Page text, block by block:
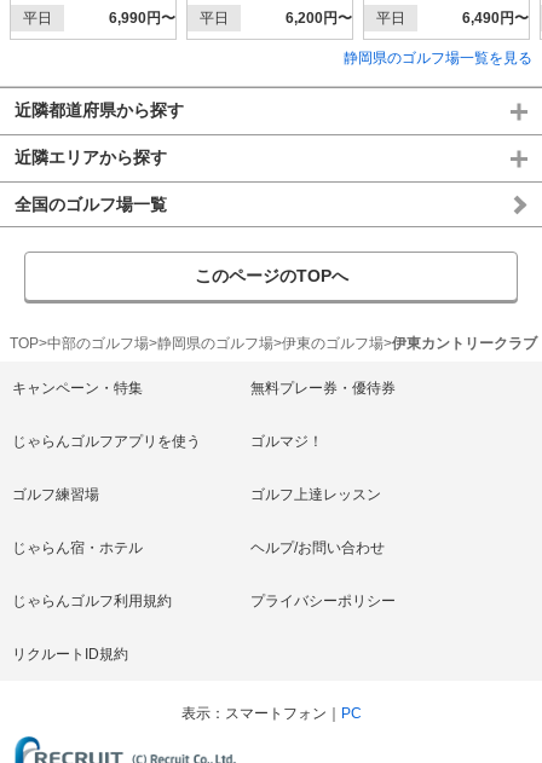
平日
6,990円〜
平日
6,200円〜
平日
6,490円〜
静岡県のゴルフ場一覧を見る
近隣都道府県から探す
近隣エリアから探す
全国のゴルフ場一覧
このページのTOPへ
TOP 中部のゴルフ場 静岡県のゴルフ場 伊東のゴルフ場 伊東カントリークラブ
キャンペーン・特集 無料プレー券・優待券
じゃらんゴルフアプリを使う ゴルマジ！
ゴルフ練習場 ゴルフ上達レッスン
じゃらん宿・ホテル ヘルプ/お問い合わせ
じゃらんゴルフ利用規約 プライバシーポリシー
リクルートID規約
表示 スマートフォン PC